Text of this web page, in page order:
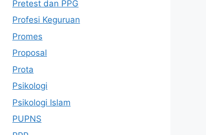
Pretest dan PPG
Profesi Keguruan
Promes
Proposal
Prota
Psikologi
Psikologi Islam
PUPNS